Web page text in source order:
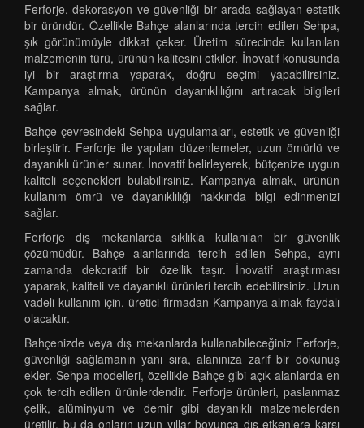
Ferforje, dekorasyon ve güvenliği bir arada sağlayan estetik
bir üründür. Özellikle Bahçe alanlarında tercih edilen Sehpa,
şık görünümüyle dikkat çeker. Üretim sürecinde kullanılan
malzemenin türü, ürünün kalitesini etkiler. İnovatif konusunda
iyi bir araştırma yaparak, doğru seçimi yapabilirsiniz.
Kampanya almak, ürünün dayanıklılığını artıracak bilgileri
sağlar.
Bahçe çevresindeki Sehpa uygulamaları, estetik ve güvenliği
birleştirir. Ferforje ile yapılan düzenlemeler, uzun ömürlü ve
dayanıklı ürünler sunar. İnovatif belirleyerek, bütçenize uygun
kaliteli seçenekleri bulabilirsiniz. Kampanya almak, ürünün
kullanım ömrü ve dayanıklılığı hakkında bilgi edinmenizi
sağlar.
Ferforje dış mekanlarda sıklıkla kullanılan bir güvenlik
çözümüdür. Bahçe alanlarında tercih edilen Sehpa, aynı
zamanda dekoratif bir özellik taşır. İnovatif araştırması
yaparak, kaliteli ve dayanıklı ürünleri tercih edebilirsiniz. Uzun
vadeli kullanım için, üretici firmadan Kampanya almak faydalı
olacaktır.
Bahçenizde veya dış mekanlarda kullanabileceğiniz Ferforje,
güvenliği sağlamanın yanı sıra, alanınıza zarif bir dokunuş
ekler. Sehpa modelleri, özellikle Bahçe gibi açık alanlarda en
çok tercih edilen ürünlerdendir. Ferforje ürünleri, paslanmaz
çelik, alüminyum ve demir gibi dayanıklı malzemelerden
üretilir, bu da onların uzun yıllar boyunca dış etkenlere karşı